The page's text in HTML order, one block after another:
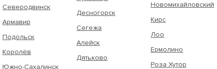
Северодвинск
Армавир
Подольск
Королёв
Южно-Сахалинск
Десногорск
Сегежа
Алейск
Дятьково
Новомихайловский
Кирс
Лоо
Ермолино
Роза Хутор